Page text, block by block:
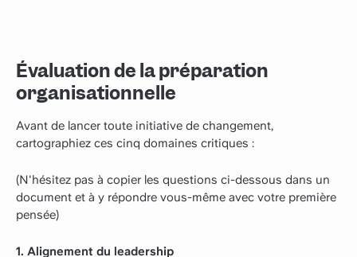
Évaluation de la préparation
organisationnelle
Avant de lancer toute initiative de changement,
cartographiez ces cinq domaines critiques :
(N'hésitez pas à copier les questions ci-dessous dans un
document et à y répondre vous-même avec votre première
pensée)
1. Alignement du leadership